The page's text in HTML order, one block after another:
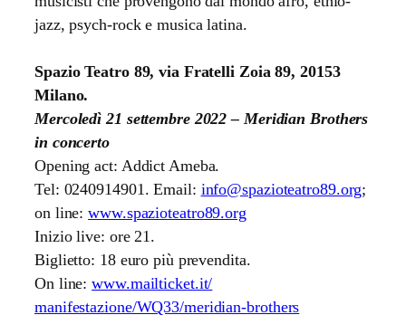
jazz, psych-rock e musica latina.
Spazio Teatro 89, via Fratelli Zoia 89, 20153
Milano.
Mercoledì 21 settembre 2022 – Meridian Brothers
in concerto
Opening act: Addict Ameba.
Tel: 0240914901. Email: info@spazioteatro89.org;
on line:www.spazioteatro89.org
Inizio live: ore 21.
Biglietto: 18 euro più prevendita.
On line:www.mailticket.it/
manifestazione/WQ33/meridian-brothers